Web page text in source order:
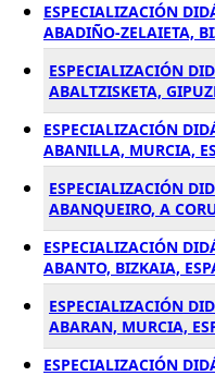
ESPECIALIZACIÓN
ABADIÑO-ZELAIETA,
ESPECIALIZACIÓN
ABALTZISKETA,
ESPECIALIZACIÓN
ABANILLA, MURCIA,
ESPECIALIZACIÓN
ABANQUEIRO, A
ESPECIALIZACIÓN
ABANTO, BIZKAIA,
ESPECIALIZACIÓN
ABARAN, MURCIA,
ESPECIALIZACIÓN